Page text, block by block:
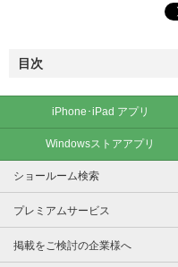
目次
iPhone･iPad アプリ
Windowsストアアプリ
ショールーム検索
プレミアムサービス
掲載をご検討の企業様へ